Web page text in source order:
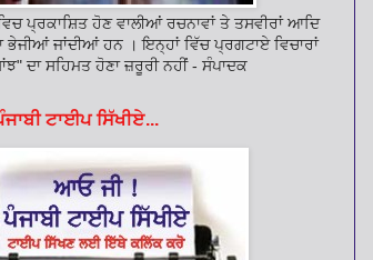
ਪ੍ਰਕਾਸ਼ਿਤ ਹੋਣ ਵਾਲੀਆਂ ਰਚਨਾਵਾਂ ਤੇ ਤਸਵੀਰਾਂ ਆਦਿ
ਜਾਂਦੀਆਂ ਹਨ । ਇਨ੍ਹਾਂ ਵਿੱਚ ਪ੍ਰਗਟਾਏ ਵਿਚਾਰਾਂ
ਦਾ ਸਹਿਮਤ ਹੋਣਾ ਜ਼ਰੂਰੀ ਨਹੀਂ - ਸੰਪਾਦਕ
ਟਾਈਪ ਸਿੱਖੀਏ...